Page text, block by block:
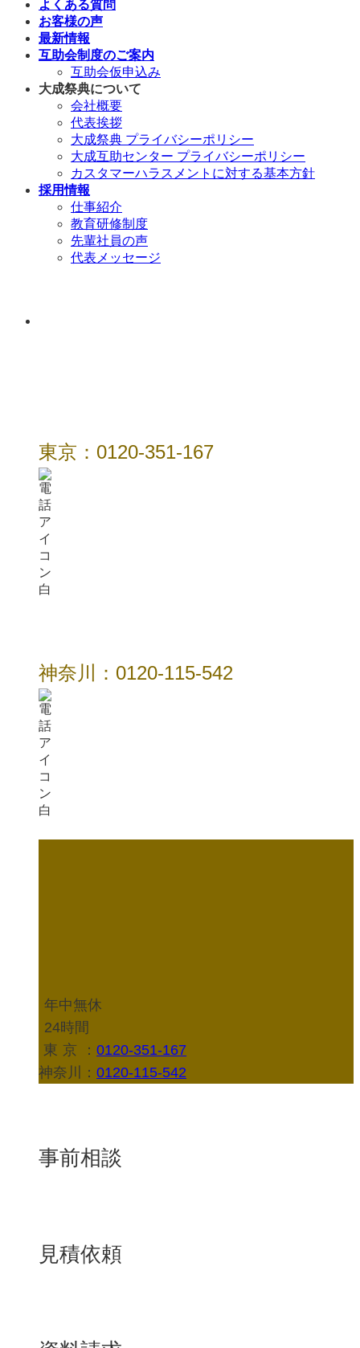
よくある質問
お客様の声
最新情報
互助会制度のご案内
互助会仮申込み
大成祭典について
会社概要
代表挨拶
大成祭典 プライバシーポリシー
大成互助センター プライバシーポリシー
カスタマーハラスメントに対する基本方針
採用情報
仕事紹介
教育研修制度
先輩社員の声
代表メッセージ
東京：0120-351-167
神奈川：0120-115-542
年中無休
24時間
東京
：0120-351-167
神奈川： 0120-115-542
事前相談
見積依頼